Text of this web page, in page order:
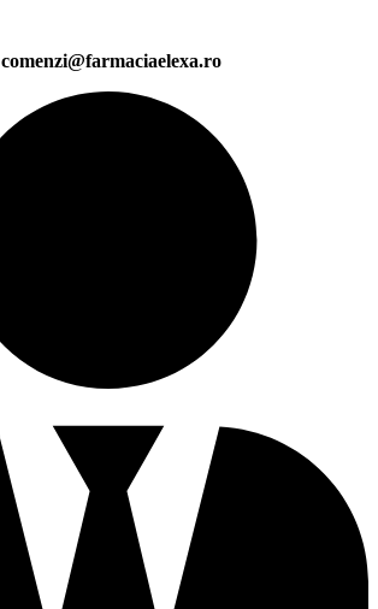
comenzi@farmaciaelexa.ro